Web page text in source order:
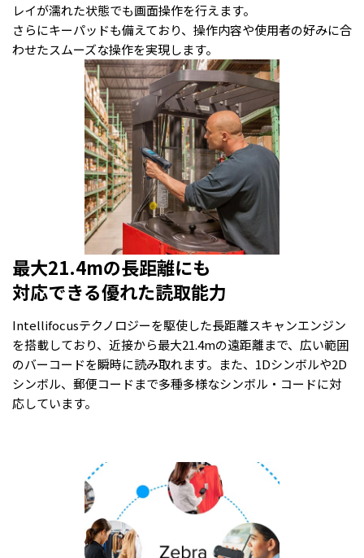
レイが濡れた状態でも画面操作を行えます。
さらにキーパッドも備えており、操作内容や使用者の好みに合
わせたスムーズな操作を実現します。
最大21.4mの長距離にも
対応できる優れた読取能力
Intellifocusテクノロジーを駆使した長距離スキャンエンジン
を搭載しており、近接から最大21.4mの遠距離まで、広い範囲
のバーコードを瞬時に読み取れます。また、1Dシンボルや2D
シンボル、郵便コードまで多種多様なシンボル・コードに対
応しています。